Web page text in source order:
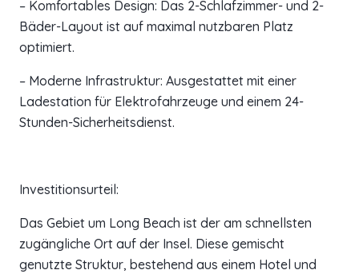
– Komfortables Design: Das 2-Schlafzimmer- und 2-
Bäder-Layout ist auf maximal nutzbaren Platz
optimiert.
– Moderne Infrastruktur: Ausgestattet mit einer
Ladestation für Elektrofahrzeuge und einem 24-
Stunden-Sicherheitsdienst.
Investitionsurteil:
Das Gebiet um Long Beach ist der am schnellsten
zugängliche Ort auf der Insel. Diese gemischt
genutzte Struktur, bestehend aus einem Hotel und